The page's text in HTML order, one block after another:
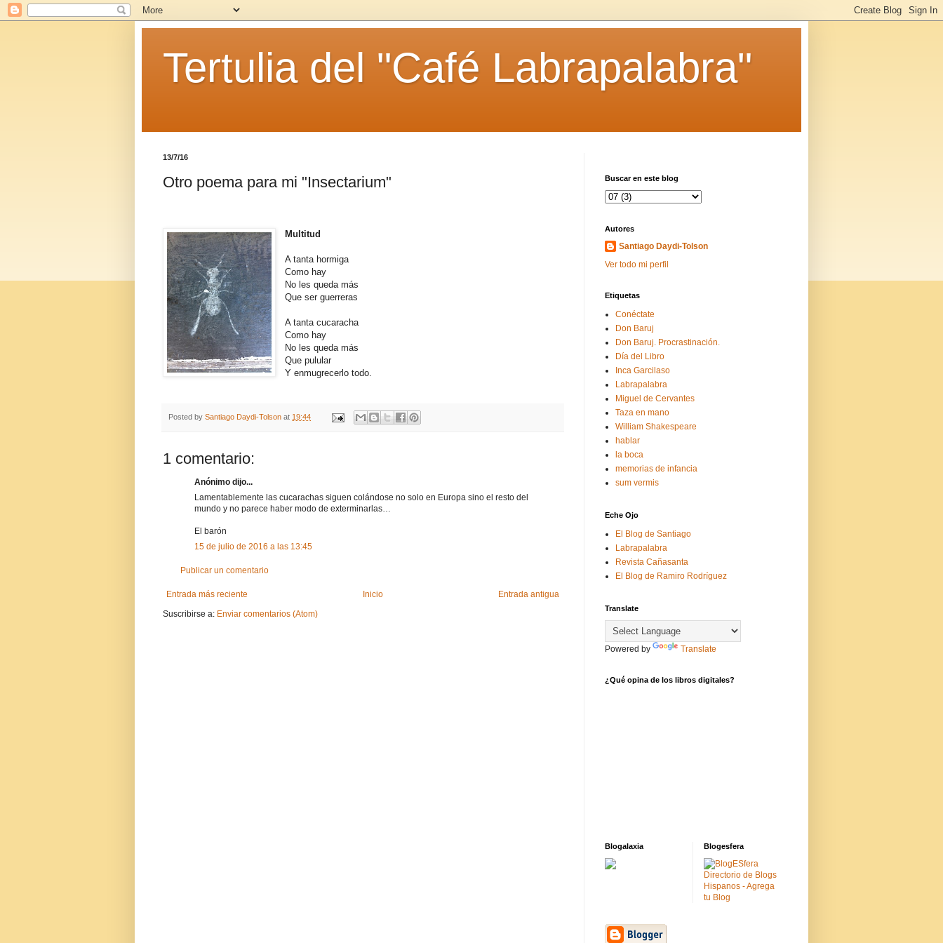
Tertulia del "Café Labrapalabra"
13/7/16
Otro poema para mi "Insectarium"
Multitud
A tanta hormiga
Como hay
No les queda más
Que ser guerreras
A tanta cucaracha
Como hay
No les queda más
Que pulular
Y enmugrecerlo todo.
Posted by Santiago Daydi-Tolson at 19:44
1 comentario:
Anónimo dijo...
Lamentablemente las cucarachas siguen colándose no solo en Europa sino el resto del
mundo y no parece haber modo de exterminarlas…
El barón
15 de julio de 2016 a las 13:45
Publicar un comentario
Entrada más reciente Entrada antigua
Inicio
Suscribirse a: Enviar comentarios (Atom)
Buscar en este blog
Autores
Santiago Daydi-Tolson
Ver todo mi perfil
Etiquetas
Conéctate
Don Baruj
Don Baruj. Procrastinación.
Día del Libro
Inca Garcilaso
Labrapalabra
Miguel de Cervantes
Taza en mano
William Shakespeare
hablar
la boca
memorias de infancia
sum vermis
Eche Ojo
El Blog de Santiago
Labrapalabra
Revista Cañasanta
El Blog de Ramiro Rodríguez
Translate
Powered by Translate
¿Qué opina de los libros digitales?
Blogalaxia Blogesfera